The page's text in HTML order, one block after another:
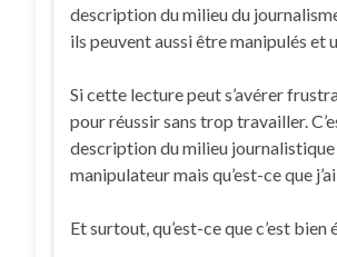
description du milieu du
ils peuvent aussi être manipulés et
Si cette lecture peut s’avérer
pour réussir sans trop travailler.
description du milieu
manipulateur mais qu’est-ce que
Et surtout, qu’est-ce que c’est bien